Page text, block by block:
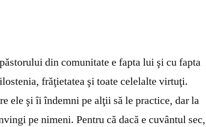
din comunitate e fapta lui şi cu fapta
frăţietatea şi toate celelalte virtuţi.
ele şi îi îndemni pe alţii să le practice, dar la
pe nimeni. Pentru că dacă e cuvântul sec,